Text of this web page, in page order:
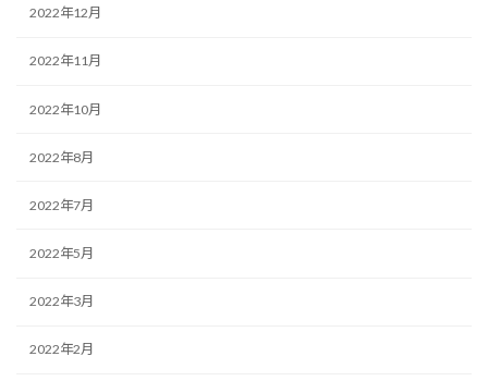
2022年12月
2022年11月
2022年10月
2022年8月
2022年7月
2022年5月
2022年3月
2022年2月